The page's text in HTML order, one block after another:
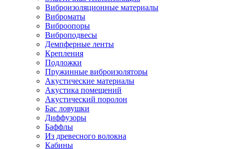
Виброизоляционные материалы
Виброматы
Виброопоры
Виброподвесы
Демпферные ленты
Крепления
Подложки
Пружинные виброизоляторы
Акустические материалы
Акустика помещений
Акустический поролон
Бас ловушки
Диффузоры
Баффлы
Из древесного волокна
Кабины